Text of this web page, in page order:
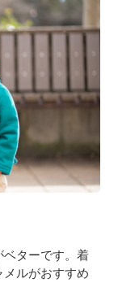
ベターです。着
ルがおすすめ